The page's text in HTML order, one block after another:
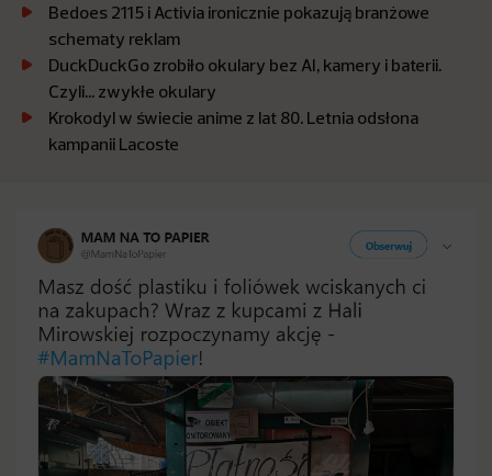
Bedoes 2115 i Activia ironicznie pokazują branżowe
schematy reklam
DuckDuckGo zrobiło okulary bez AI, kamery i baterii.
Czyli… zwykłe okulary
Krokodyl w świecie anime z lat 80. Letnia odsłona
kampanii Lacoste